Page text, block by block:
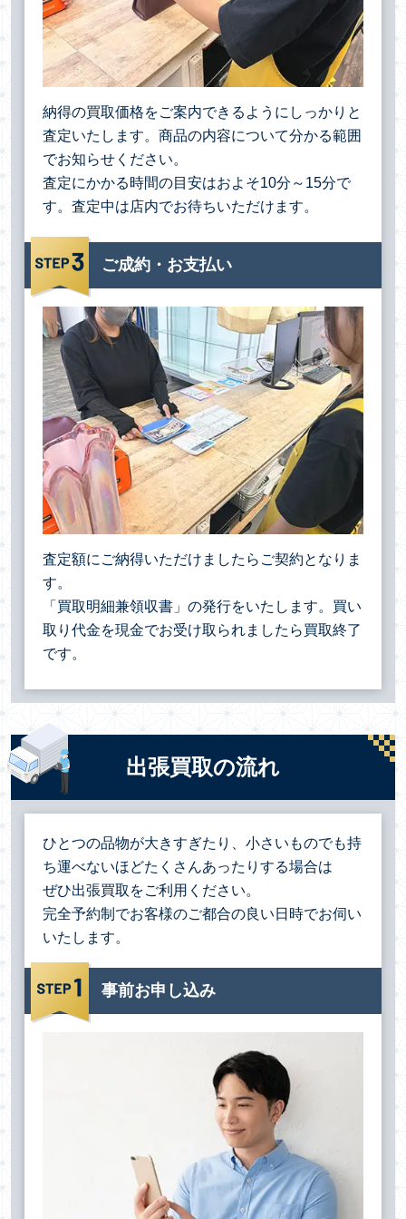
納得の買取価格をご案内できるようにしっかりと
査定いたします。商品の内容について分かる範囲
でお知らせください。
査定にかかる時間の目安はおよそ10分～15分で
す。査定中は店内でお待ちいただけます。
ご成約・お支払い
査定額にご納得いただけましたらご契約となりま
す。
「買取明細兼領収書」の発行をいたします。買い
取り代金を現金でお受け取られましたら買取終了
です。
出張買取の流れ
ひとつの品物が大きすぎたり、小さいものでも持
ち運べないほどたくさんあったりする場合は
ぜひ出張買取をご利用ください。
完全予約制でお客様のご都合の良い日時でお伺い
いたします。
事前お申し込み